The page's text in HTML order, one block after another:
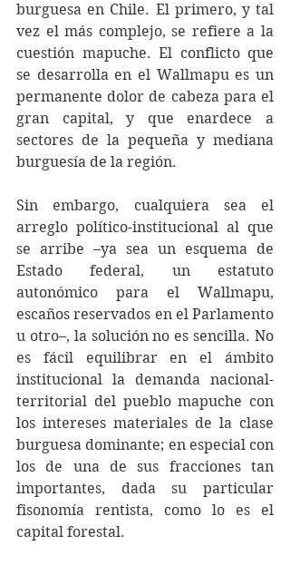
burguesa en Chile. El primero, y tal
vez el más complejo, se refiere a la
cuestión mapuche. El conflicto que
se desarrolla en el Wallmapu es un
permanente dolor de cabeza para el
gran capital, y que enardece a
sectores de la pequeña y mediana
burguesía de la región.
Sin embargo, cualquiera sea el
arreglo político-institucional al que
se arribe –ya sea un esquema de
Estado federal, un estatuto
autonómico para el Wallmapu,
escaños reservados en el Parlamento
u otro–, la solución no es sencilla. No
es fácil equilibrar en el ámbito
institucional la demanda nacional-
territorial del pueblo mapuche con
los intereses materiales de la clase
burguesa dominante; en especial con
los de una de sus fracciones tan
importantes, dada su particular
fisonomía rentista, como lo es el
capital forestal.